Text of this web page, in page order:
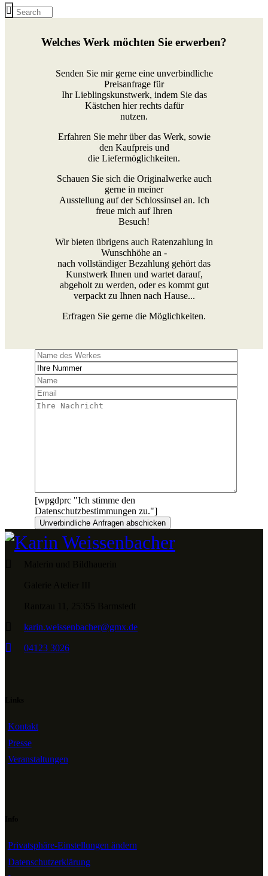
Welches Werk möchten Sie erwerben?
Senden Sie mir gerne eine unverbindliche
Preisanfrage für
Ihr Lieblingskunstwerk, indem Sie das
Kästchen hier rechts dafür
nutzen.
Erfahren Sie mehr über das Werk, sowie
den Kaufpreis und
die Liefermöglichkeiten.
Schauen Sie sich die Originalwerke auch
gerne in meiner
Ausstellung auf der Schlossinsel an. Ich
freue mich auf Ihren
Besuch!
Wir bieten übrigens auch Ratenzahlung in
Wunschhöhe an -
nach vollständiger Bezahlung gehört das
Kunstwerk Ihnen und wartet darauf,
abgeholt zu werden, oder es kommt gut
verpackt zu Ihnen nach Hause...
Erfragen Sie gerne die Möglichkeiten.
[wpgdprc "Ich stimme den
Datenschutzbestimmungen zu."]
karin.weissenbacher@gmx.de
04123 3026
Kontakt
Presse
Veranstaltungen
Privatsphäre-Einstellungen ändern
Datenschutzerklärung